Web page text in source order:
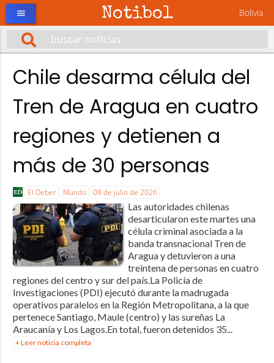
Notibol Bolivia
menu
Chile desarma célula del
Tren de Aragua en cuatro
regiones y detienen a
más de 30 personas
El Deber Mundo 08 de julio de 2026
Las autoridades chilenas
desarticularon este martes una
célula criminal asociada a la
banda transnacional Tren de
Aragua y detuvieron a una
treintena de personas en cuatro
regiones del centro y sur del país.La Policía de
Investigaciones (PDI) ejecutó durante la madrugada
operativos paralelos en la Región Metropolitana, a la que
pertenece Santiago, Maule (centro) y las sureñas La
Araucanía y Los Lagos.En total, fueron detenidos 35...
+ Leer noticia completa